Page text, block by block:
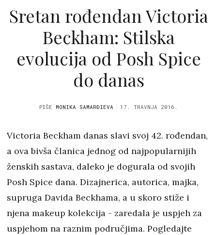
Sretan rođendan Victoria
Beckham: Stilska
evolucija od Posh Spice
do danas
PIŠE MONIKA SAMARĐIEVA 17. TRAVNJA 2016.
Victoria Beckham danas slavi svoj 42. rođendan,
a ova bivša članica jednog od najpopularnijih
ženskih sastava, daleko je dogurala od svojih
Posh Spice dana. Dizajnerica, autorica, majka,
supruga Davida Beckhama, a u skoro stiže i
njena makeup kolekcija - zaredala je uspjeh za
uspjehom na raznim područjima. Pogledajte